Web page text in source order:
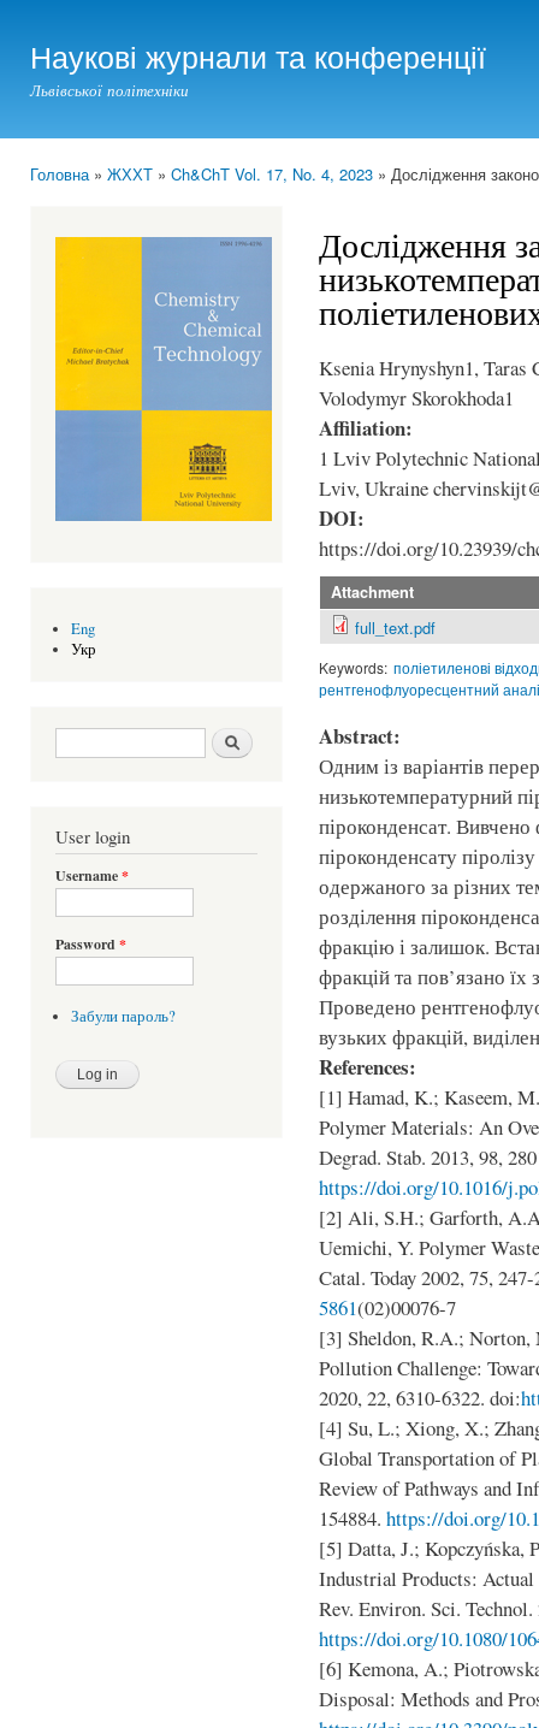
Наукові журнали та конференції
Львівської політехніки
Головна» ЖХХТ » Ch&ChT Vol. 17, No. 4, 2023 » Дослідження
Eng
Укр
Search form Шукати
User login
Username*
Password *
Забули пароль?
Дослідження
Ksenia Hrynyshyn1,
Volodymyr Skorokhoda1
Affiliation:
1 Lviv Polytechnic
Lviv, Ukraine
DOI:
https://doi.org/10.23939/
Attachment
full_text.pdf
Keywords: поліетиленові
рентгенофлуоресцентний
Abstract:
Одним із варіантів
низькотемпературний
піроконденсат. Вивчено
піроконденсату
одержаного за різних
розділення
фракцію і залишок.
фракцій та пов’язано
Проведено
вузьких фракцій,
References:
[1] Hamad, K.; Kaseem,
Polymer Materials: An
Degrad. Stab. 2013, 98,
https://doi.org/10.1016/
[2] Ali, S.H.; Garforth,
Uemichi, Y. Polymer
Catal. Today 2002, 75,
5861(02)00076-7
[3] Sheldon, R.A.; Norton,
Pollution Challenge:
2020, 22, 6310-6322. doi:
[4] Su, L.; Xiong, X.;
Global Transportation of
Review of Pathways and
154884. https://doi.org/
[5] Datta, J.; Kopczyńska,
Industrial Products: Actual
Rev. Environ. Sci.
https://doi.org/10.1080/
[6] Kemona, A.;
Disposal: Methods and